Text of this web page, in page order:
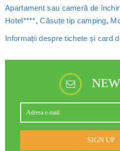
Apartament sau cameră de
Hotel****,Căsuțe tip camping,
Informații despre tichete și card
SIGN UP